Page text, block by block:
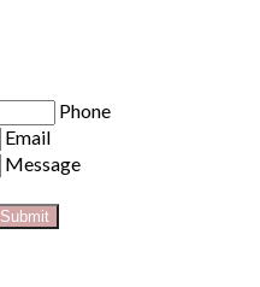
Phone
Email
Message